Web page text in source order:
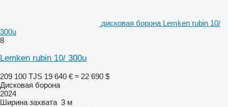
дисковая борона Lemken rubin 10/
300u
8
Lemken rubin 10/ 300u
209 100 TJS 19 640 € ≈ 22 690 $
Дисковая борона
2024
Ширина захвата 3 м